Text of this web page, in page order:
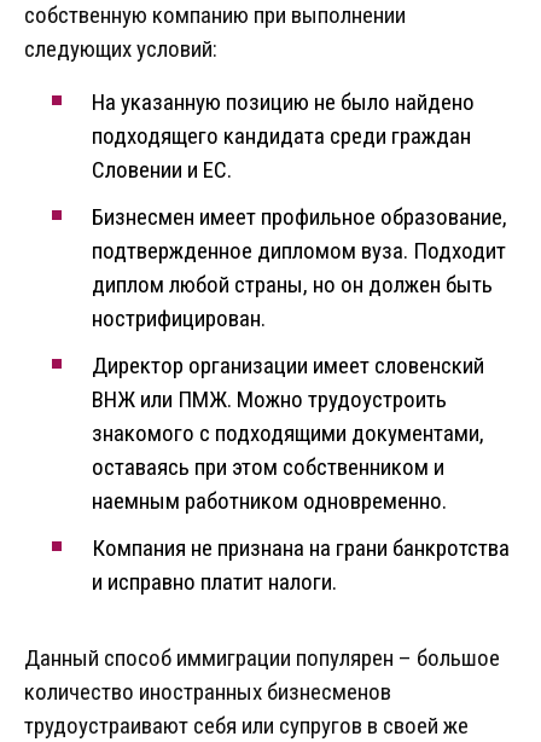
собственную компанию при выполнении
следующих условий:
На указанную позицию не было найдено
подходящего кандидата среди граждан
Словении и ЕС.
Бизнесмен имеет профильное образование,
подтвержденное дипломом вуза. Подходит
диплом любой страны, но он должен быть
нострифицирован.
Директор организации имеет словенский
ВНЖ или ПМЖ. Можно трудоустроить
знакомого с подходящими документами,
оставаясь при этом собственником и
наемным работником одновременно.
Компания не признана на грани банкротства
и исправно платит налоги.
Данный способ иммиграции популярен – большое
количество иностранных бизнесменов
трудоустраивают себя или супругов в своей же